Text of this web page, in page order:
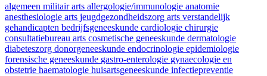
algemeen militair arts allergologie/immunologie anatomie
anesthesiologie arts jeugdgezondheidszorg arts verstandelijk
gehandicapten bedrijfsgeneeskunde cardiologie chirurgie
consultatiebureau arts cosmetische geneeskunde dermatologie
diabeteszorg donorgeneeskunde endocrinologie epidemiologie
forensische geneeskunde gastro-enterologie gynaecologie en
obstetrie haematologie huisartsgeneeskunde infectiepreventie